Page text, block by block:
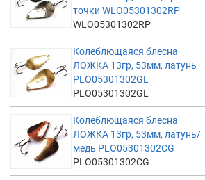
точки WLO05301302RP
WLO05301302RP
Колеблющаяся блесна
ЛОЖКА 13гр, 53мм, латунь
PLO05301302GL
PLO05301302GL
Колеблющаяся блесна
ЛОЖКА 13гр, 53мм, латунь/
медь PLO05301302CG
PLO05301302CG